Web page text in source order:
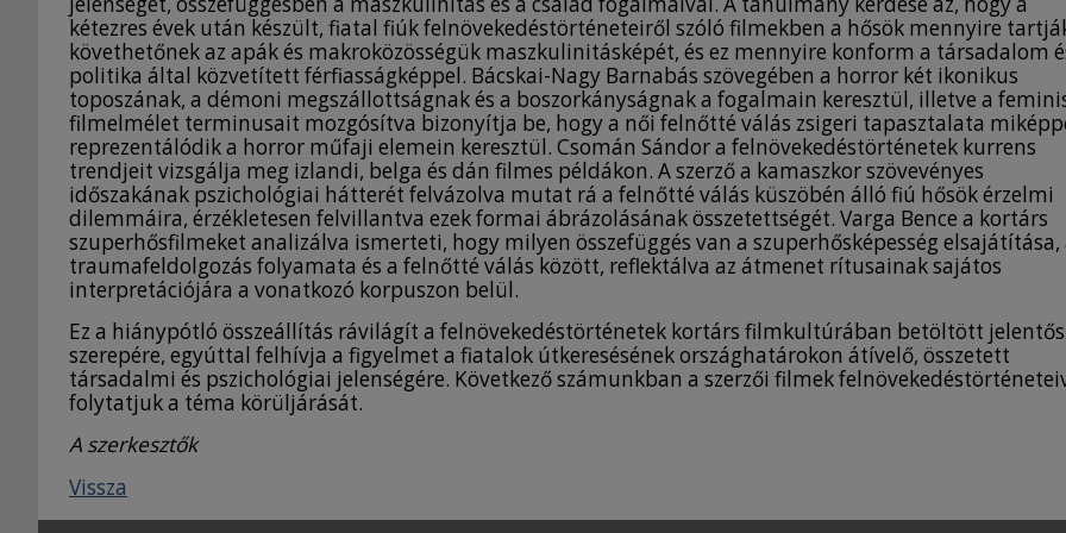
kétezres évek után készült, fiatal fiúk felnövekedéstörténeteiről szóló filmekben a hősök mennyire
követhetőnek az apák és makroközösségük maszkulinitásképét, és ez mennyire konform a társadalom
politika által közvetített férfiasságképpel. Bácskai-Nagy Barnabás szövegében a horror két ikonikus
toposzának, a démoni megszállottságnak és a boszorkányságnak a fogalmain keresztül, illetve a
filmelmélet terminusait mozgósítva bizonyítja be, hogy a női felnőtté válás zsigeri tapasztalata
reprezentálódik a horror műfaji elemein keresztül. Csomán Sándor a felnövekedéstörténetek kurrens
trendjeit vizsgálja meg izlandi, belga és dán filmes példákon. A szerző a kamaszkor szövevényes
időszakának pszichológiai hátterét felvázolva mutat rá a felnőtté válás küszöbén álló fiú hősök érzelmi
dilemmáira, érzékletesen felvillantva ezek formai ábrázolásának összetettségét. Varga Bence a kortárs
szuperhősfilmeket analizálva ismerteti, hogy milyen összefüggés van a szuperhősképesség elsajátítása,
traumafeldolgozás folyamata és a felnőtté válás között, reflektálva az átmenet rítusainak sajátos
interpretációjára a vonatkozó korpuszon belül.
Ez a hiánypótló összeállítás rávilágít a felnövekedéstörténetek kortárs filmkultúrában betöltött jelentős
szerepére, egyúttal felhívja a figyelmet a fiatalok útkeresésének országhatárokon átívelő, összetett
társadalmi és pszichológiai jelenségére. Következő számunkban a szerzői filmek
folytatjuk a téma körüljárását.
A szerkesztők
Vissza